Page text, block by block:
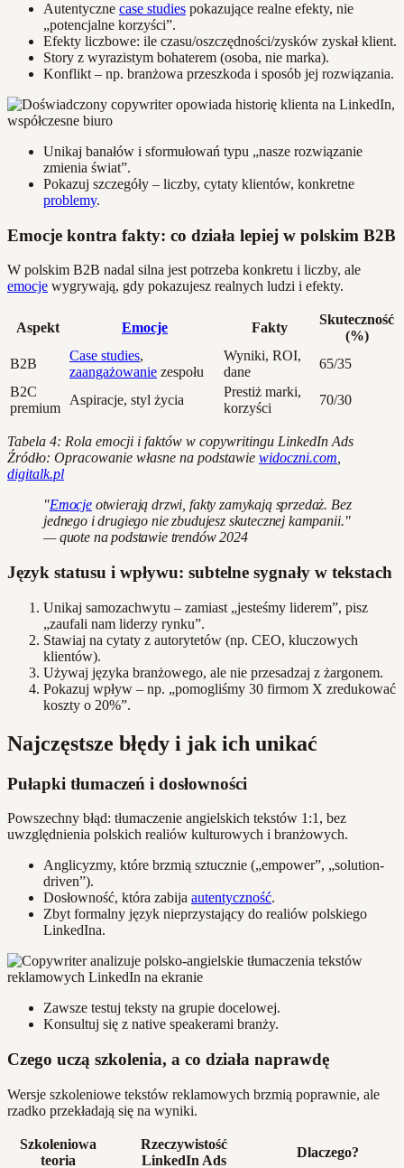
Autentyczne case studies pokazujące realne efekty, nie
„potencjalne korzyści”.
Efekty liczbowe: ile czasu/oszczędności/zysków zyskał klient.
Story z wyrazistym bohaterem (osoba, nie marka).
Konflikt – np. branżowa przeszkoda i sposób jej rozwiązania.
Unikaj banałów i sformułowań typu „nasze rozwiązanie
zmienia świat”.
Pokazuj szczegóły – liczby, cytaty klientów, konkretne
problemy.
Emocje kontra fakty: co działa lepiej w polskim B2B
W polskim B2B nadal silna jest potrzeba konkretu i liczby, ale
emocje wygrywają, gdy pokazujesz realnych ludzi i efekty.
Aspekt Emocje Fakty
Skuteczność
(%)
B2B
Case studies,
zaangażowanie zespołu
Wyniki, ROI,
dane
65/35
B2C
premium
Aspiracje, styl życia
Prestiż marki,
korzyści
70/30
Tabela 4: Rola emocji i faktów w copywritingu LinkedIn Ads
Źródło: Opracowanie własne na podstawie widoczni.com,
digitalk.pl
"Emocjeotwierają drzwi, fakty zamykają sprzedaż. Bez
jednego i drugiego nie zbudujesz skutecznej kampanii."
— quote na podstawie trendów 2024
Język statusu i wpływu: subtelne sygnały w tekstach
Unikaj samozachwytu – zamiast „jesteśmy liderem”, pisz
„zaufali nam liderzy rynku”.
Stawiaj na cytaty z autorytetów (np. CEO, kluczowych
klientów).
Używaj języka branżowego, ale nie przesadzaj z żargonem.
Pokazuj wpływ – np. „pomogliśmy 30 firmom X zredukować
koszty o 20%”.
Najczęstsze błędy i jak ich unikać
Pułapki tłumaczeń i dosłowności
Powszechny błąd: tłumaczenie angielskich tekstów 1:1, bez
uwzględnienia polskich realiów kulturowych i branżowych.
Anglicyzmy, które brzmią sztucznie („empower”, „solution-
driven”).
Dosłowność, która zabija autentyczność.
Zbyt formalny język nieprzystający do realiów polskiego
LinkedIna.
Zawsze testuj teksty na grupie docelowej.
Konsultuj się z native speakerami branży.
Czego uczą szkolenia, a co działa naprawdę
Wersje szkoleniowe tekstów reklamowych brzmią poprawnie, ale
rzadko przekładają się na wyniki.
Szkoleniowa
teoria
Rzeczywistość
LinkedIn Ads
Dlaczego?